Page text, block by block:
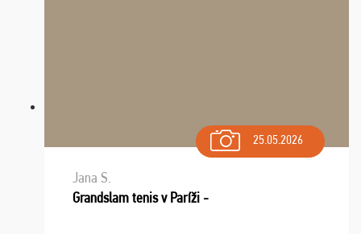
25.05.2026
Jana S.
Grandslam tenis v Paríži -